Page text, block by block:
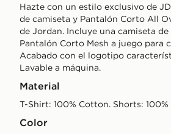
Hazte con un estilo exclusivo de
de camiseta y Pantalón Corto All
de Jordan. Incluye una camiseta
Pantalón Corto Mesh a juego para
Acabado con el logotipo
Lavable a máquina.
Material
T-Shirt: 100% Cotton. Shorts:
Color